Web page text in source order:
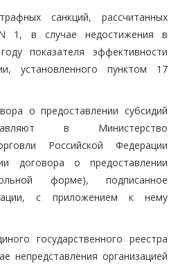
санкций, рассчитанных
1, в случае недостижения в
показателя эффективности
установленного пунктом 17
о предоставлении субсидий
в Министерство
Российской Федерации
договора о предоставлении
форме), подписанное
с приложением к нему
государственного реестра
непредставления организацией